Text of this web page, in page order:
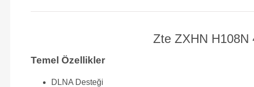
Zte ZXHN H108N
Temel Özellikler
DLNA Desteği